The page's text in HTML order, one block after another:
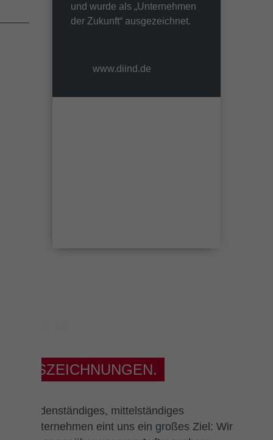
und wurde als „Unternehmen
der Zukunft“ ausgezeichnet.
www.diind.de
AUSZEICHNUNGEN.
Als bodenständiges, mittelständiges
Bauunternehmen eint uns ein großes Ziel: Wir